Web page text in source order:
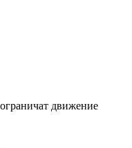
движение